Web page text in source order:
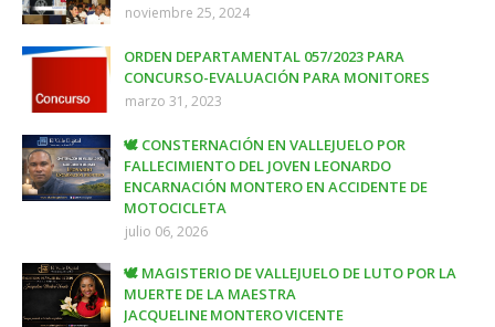
noviembre 25, 2024
ORDEN DEPARTAMENTAL 057/2023 PARA
CONCURSO-EVALUACIÓN PARA MONITORES
marzo 31, 2023
🕊️ CONSTERNACIÓN EN VALLEJUELO POR
FALLECIMIENTO DEL JOVEN LEONARDO
ENCARNACIÓN MONTERO EN ACCIDENTE DE
MOTOCICLETA
julio 06, 2026
🕊️ MAGISTERIO DE VALLEJUELO DE LUTO POR LA
MUERTE DE LA MAESTRA
JACQUELINE MONTERO VICENTE